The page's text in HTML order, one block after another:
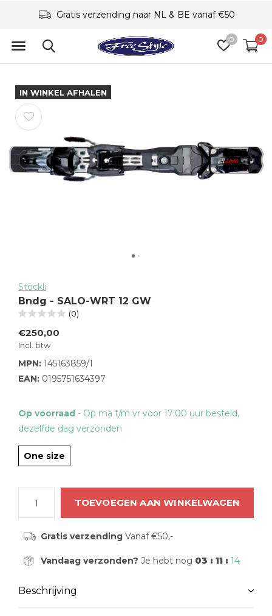
0 0
Specialisme
IN WINKEL AFHALEN
Stöckli
Bndg - SALO-WRT 12 GW
(0)
€250,00
Incl. btw
MPN: 145163859/1
EAN: 0195751634397
Op voorraad - Op ma t/m vr voor 17:00 uur besteld,
dezelfde dag verzonden
One size
TOEVOEGEN AAN WINKELWAGEN
Gratis verzendingVanaf €50,-
Vandaag verzonden? Je hebt nog 03 : 11 : 13
Beschrijving